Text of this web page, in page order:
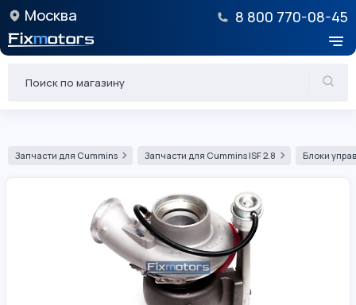
Москва 8 800 770-08-45
Запчасти для Cummins Запчасти для Cummins ISF 2.8 Блоки